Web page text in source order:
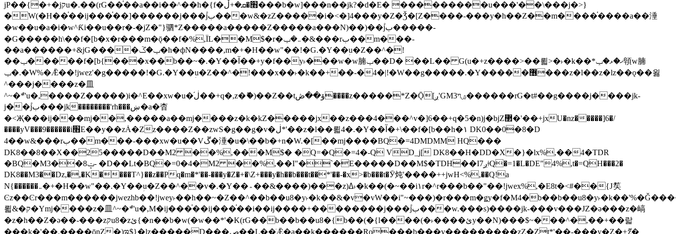
jP��{�+�jקu�.��(rG��֫��a��i��^��h�{f�׫�ܩ�+ڵ���b�w]���n��jk?�d�E� ���������u���'��\���j�>}
�W(�H��֫��ij���֫��]������j���۫jب���w&�zZ�����i�<�]4���y�Z�Ǯ�[Z����-���y�h��Z��m����֫����a��涶
�w��u�a�i�w^Ƙi��u��r�-�jZ�"}驷*Z�����a�����Z�����a���N)��)��۫jب�����-
�G�����h\��f�[b�x�r���m�ǭ��f�%,ÏL��M$�r�܅�ݕ�&���rب��m���-
��a������+&jG����ݕ�ڱ�h�фN����,m�+�H��w"��!�G.�Y��ؚu�Z��^�!
��ݕ�����f�[b{���x��b��~�.�Y��آ��+y�f��y˫���w�w腩ݕ��D� ��L�� G(u�+z����>��뢻>�˫�k��*ޚ�ޅ�ݕ顊w腩
ݕ�.�W%�Ǣ��!jwez'�g�����!�G.�Y��ؚu�Z��^�!���x��˫�k��+��-�4�|!�W��g�����.�Y��؜���޶���z�l��z�lz��ǫ��욇
^���j����z�⽫
^~�ܶ*'u�,����Z�����)i�^E��xw�u�ڶ֜��+q�,z�ޮ�)��Z��tۆ��ڞ����z�����*Z�Ǭ[ږ'GM3ۺױ������rG�t#��g����j����jk-
j��۫jب���jk��������'rh���ښ�a�杳
�<Җ���ij���mj��,�����a��mj����z�k�kZ�����jx��z���4���^v�]6��+q�5�n)j�bjZ޲�'��+jxU�nz�����]6�/
����yV���9������i׫E��y��zȦ�Zz����Z��zwS�g��g�v�ڶ*'��z�l��뢻4�.�Y��آ�+\��f�[b��h�١ DK0��0�8�D
4��w&���rب��m���-���xw�u��Vڱ�涶�u�\��b�+n�W.�[��mj����BQ�=4DMDMM HQ���
DK8��8��X��25�����D��M2 ��%,���M$� �Q=�Q�=4�-Q VD_j[ DK8��H�DD�X�}�lx%,��4�TDR
�BQ�M3��8ݓ- �D��Lt�BQ�=0�4�M2 ��%,��I"�`�E�����D��M$�TDH��I7ږǂQ�=1�L�DE"4%,t�=QH���2�
DK8��M3��Dz,�,�K����T^}��z��Pq�m�*'��-���y�Z�+�\Z+���y�h��b���t��*'��-�x>�b���t�Ӯ炖'����++jwH<%,��Q!a
N{������܅�+�H��w"��.�Y��ؚu�Z��^��v�.�Y��؞��&����)���z)ߡ˫�k��(�~��i١r�^r���b��"��!jwex%,�E8t�<#��{Jު笶
뢻&�ק�Ymj����z�⽫^~�ܶ*'u�,M�ij���֫��ij���֫��i��ij����+��������j���۫jب���w.���s)����jk-���v���JZ�ǝ���z�嵪
�z�h��Z�ǝ��-���zקu8�zئ{�n��b�w(�w��*'�K(rG��b��b��u8�{b��(�{l����(�˫����ئy��N)���$~���^�,��+��랇
���k�'��,����ǭnZ�)ಇ$}�lz�����D���ڝ��L��ֹǢ�a��k������Rǫ���b���v���������zZ�Zt*'��-���y�Z�+ޮz�